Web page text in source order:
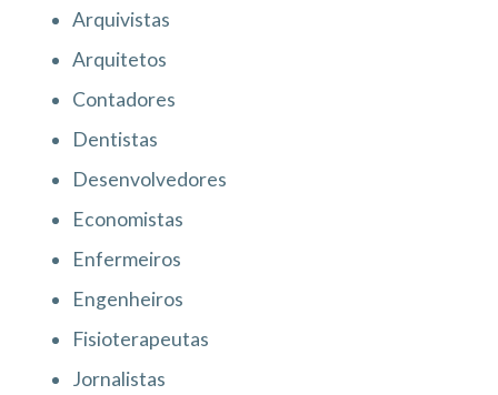
Arquivistas
Arquitetos
Contadores
Dentistas
Desenvolvedores
Economistas
Enfermeiros
Engenheiros
Fisioterapeutas
Jornalistas